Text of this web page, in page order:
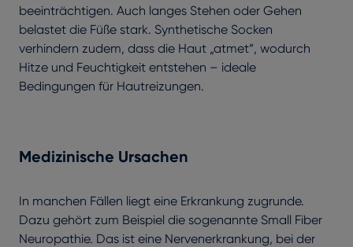
beeinträchtigen. Auch langes Stehen oder Gehen
belastet die Füße stark. Synthetische Socken
verhindern zudem, dass die Haut „atmet“, wodurch
Hitze und Feuchtigkeit entstehen – ideale
Bedingungen für Hautreizungen.
Medizinische Ursachen
In manchen Fällen liegt eine Erkrankung zugrunde.
Dazu gehört zum Beispiel die sogenannte Small Fiber
Neuropathie. Das ist eine Nervenerkrankung, bei der